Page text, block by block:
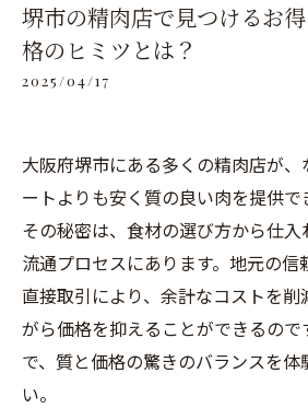
堺市の精肉店で見つけるお
格のヒミツとは？
2025/04/17
大阪府堺市にある多くの精肉店が
ートよりも安く質の良い肉を提供で
その秘密は、食材の選び方から仕
流通プロセスにあります。地元の信
直接取引により、余計なコストを
がら価格を抑えることができるので
で、質と価格の驚きのバランスを体
い。